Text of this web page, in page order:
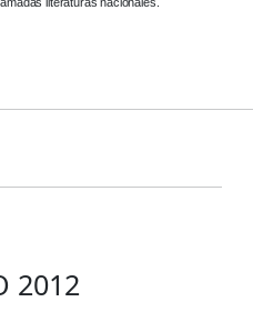
literaturas nacionales.
2012